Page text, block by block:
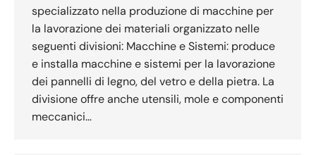
specializzato nella produzione di macchine per
la lavorazione dei materiali organizzato nelle
seguenti divisioni: Macchine e Sistemi: produce
e installa macchine e sistemi per la lavorazione
dei pannelli di legno, del vetro e della pietra. La
divisione offre anche utensili, mole e componenti
meccanici…